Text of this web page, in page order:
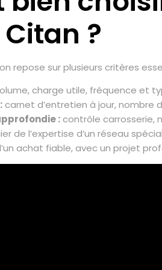
?
repose sur plusieurs critères
charge utile, fréquence et
carnet d’entretien à jour, nombre
:contrôle carrosserie,
de l’expertise d’un réseau
achat fiable, avec un projet